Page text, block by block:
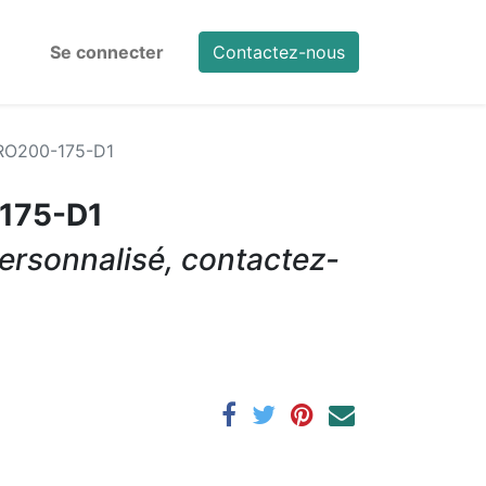
Se connecter Contactez-nous
175-D1
D1
contactez-